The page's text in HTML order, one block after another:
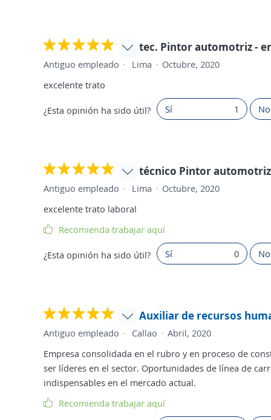
tec. Pintor automotriz -
Antiguo empleado Lima
Octubre, 2020
excelente trato
¿Esta opinión ha sido útil? Sí 1 No
técnico Pintor automotriz
Antiguo empleado Lima
Octubre, 2020
excelente trato laboral
Recomienda trabajar aquí
¿Esta opinión ha sido útil? Sí 0 No
Auxiliar de recursos
Antiguo empleado Callao
Abril, 2020
Empresa consolidada en el rubro y en proceso de
ser líderes en el sector. Oportunidades de línea de
indispensables en el mercado actual.
Recomienda trabajar aquí